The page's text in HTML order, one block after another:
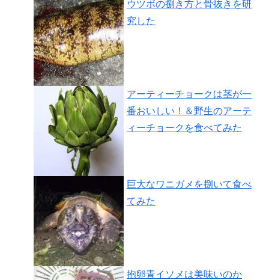
ウツボの捌き方と骨抜きを研
究した
アーティーチョークは茎が一
番おいしい！＆野生のアーテ
ィーチョークを食べてみた
巨大なワニガメを捌いて食べ
てみた
抱卵青イソメは美味いのか